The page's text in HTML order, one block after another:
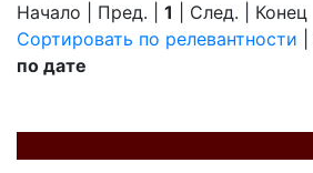
Начало | Пред. | 1 | След. | Конец
Сортировать по релевантности
по дате